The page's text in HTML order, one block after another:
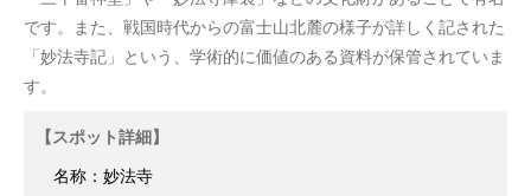
です。また、戦国時代からの富士山北麓の様子が詳しく記された
「妙法寺記」という、学術的に価値のある資料が保管されていま
す。
【スポット詳細】
名称：妙法寺